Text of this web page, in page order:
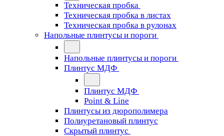
Техническая пробка
Техническая пробка в листах
Техническая пробка в рулонах
Напольные плинтусы и пороги
Напольные плинтусы и пороги
Плинтус МДФ
Плинтус МДФ
Point & Line
Плинтусы из дюрополимера
Полиуретановый плинтус
Скрытый плинтус